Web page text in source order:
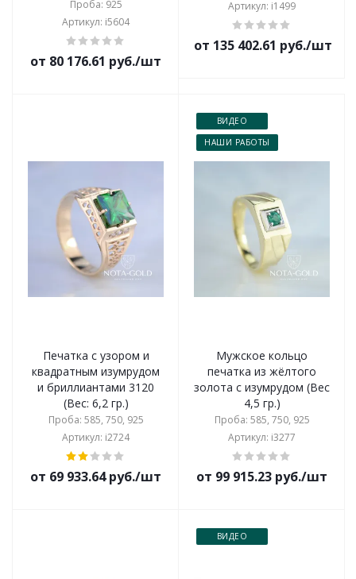
Проба: 925
Артикул: i5604
от 80 176.61 руб./шт
Артикул: i1499
от 135 402.61 руб./шт
Печатка с узором и
квадратным изумрудом
и бриллиантами 3120
(Вес: 6,2 гр.)
Проба: 585, 750, 925
Артикул: i2724
от 69 933.64 руб./шт
ВИДЕО
НАШИ РАБОТЫ
Мужское кольцо
печатка из жёлтого
золота с изумрудом (Вес
4,5 гр.)
Проба: 585, 750, 925
Артикул: i3277
от 99 915.23 руб./шт
ВИДЕО